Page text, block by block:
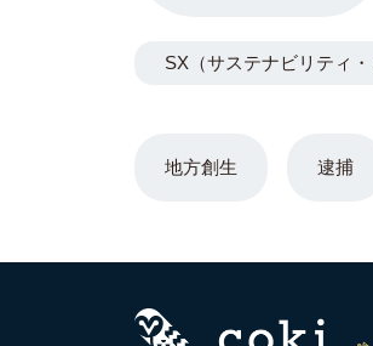
地方創生 逮捕
SX（サステナビリティ